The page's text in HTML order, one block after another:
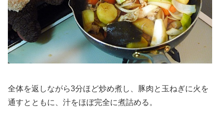
全体を返しながら3分ほど炒め煮し、豚肉と玉ねぎに火を
通すとともに、汁をほぼ完全に煮詰める。